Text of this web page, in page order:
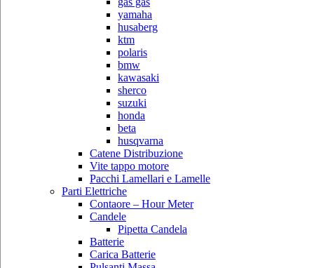
yamaha
husaberg
ktm
polaris
bmw
kawasaki
sherco
suzuki
honda
beta
husqvarna
Catene Distribuzione
Vite tappo motore
Pacchi Lamellari e Lamelle
Parti Elettriche
Contaore – Hour Meter
Candele
Pipetta Candela
Batterie
Carica Batterie